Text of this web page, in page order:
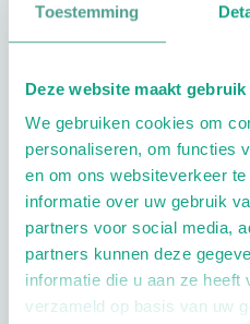
Toestemming
Deze website maakt
We gebruiken cookies om
personaliseren, om functies
en om ons websiteverkeer
informatie over uw gebruik
partners voor social media,
partners kunnen deze
informatie die u aan ze
verzameld op basis van uw
Schrijf ook een
Extra opties